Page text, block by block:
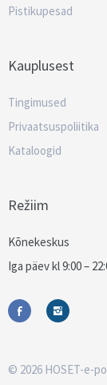
Pistikupesad
Kauplusest
Tingimused
Privaatsuspoliitika
Kataloogid
Režiim
Kõnekeskus
Iga päev kl 9:00 –
© 2026 HOSET-e-